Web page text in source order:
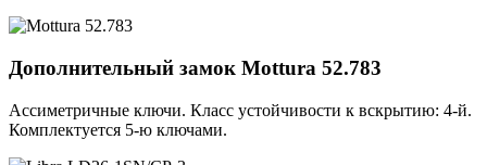
Дополнительный замок Mottura 52.783
Ассиметричные ключи. Класс устойчивости к вскрытию: 4-й.
Комплектуется 5-ю ключами.